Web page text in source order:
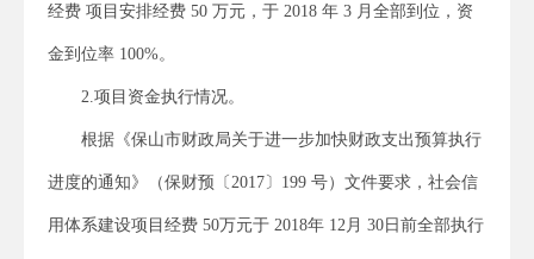
经费 项目安排经费 50 万元，于 2018 年 3 月全部到位，资
金到位率 100%。
2.项目资金执行情况。
根据《保山市财政局关于进一步加快财政支出预算执行
进度的通知》（保财预〔2017〕199 号）文件要求，社会信
用体系建设项目经费 50万元于 2018年 12月 30日前全部执行